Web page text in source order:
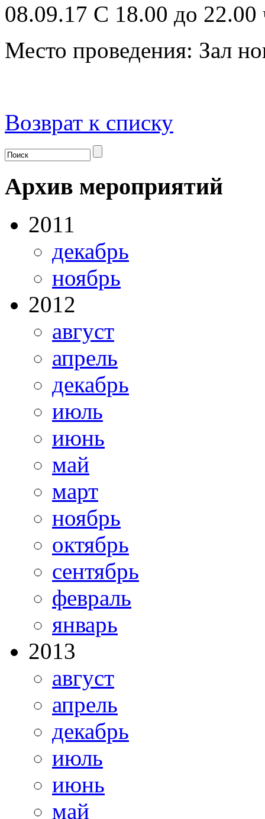
08.09.17 С 18.00 до 22.00
Место проведения: Зал
Возврат к списку
Архив мероприятий
2011
декабрь
ноябрь
2012
август
апрель
декабрь
июль
июнь
май
март
ноябрь
октябрь
сентябрь
февраль
январь
2013
август
апрель
декабрь
июль
июнь
май